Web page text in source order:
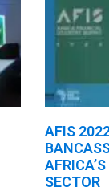
AFIS
SECTOR